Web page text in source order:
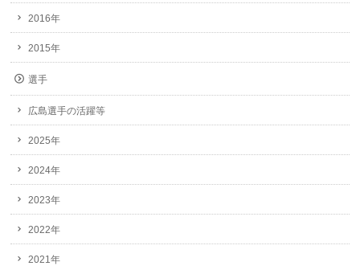
2016年
2015年
選手
広島選手の活躍等
2025年
2024年
2023年
2022年
2021年